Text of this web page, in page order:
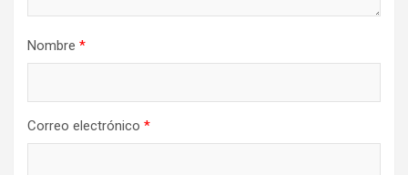
Nombre *
Correo electrónico *